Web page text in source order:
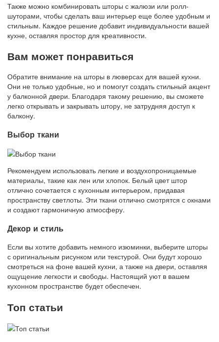
Также можно комбинировать шторы с жалюзи или ролл-
шуторами, чтобы сделать ваш интерьер еще более удобным и
стильным. Каждое решение добавит индивидуальности вашей
кухне, оставляя простор для креативности.
Вам может понравиться
Обратите внимание на шторы в люверсах для вашей кухни.
Они не только удобные, но и помогут создать стильный акцент
у балконной двери. Благодаря такому решению, вы сможете
легко открывать и закрывать штору, не затрудняя доступ к
балкону.
Выбор ткани
Рекомендуем использовать легкие и воздухопроницаемые
материалы, такие как лен или хлопок. Белый цвет штор
отлично сочетается с кухонным интерьером, придавая
пространству светлоты. Эти ткани отлично смотрятся с окнами
и создают гармоничную атмосферу.
Декор и стиль
Если вы хотите добавить немного изюминки, выберите шторы
с оригинальным рисунком или текстурой. Они будут хорошо
смотреться на фоне вашей кухни, а также на двери, оставляя
ощущение легкости и свободы. Настоящий уют в вашем
кухонном пространстве будет обеспечен.
Топ статьи